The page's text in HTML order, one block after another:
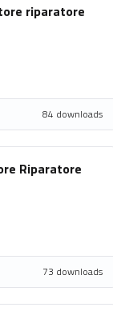
riparatore
84 downloads
Riparatore
73 downloads